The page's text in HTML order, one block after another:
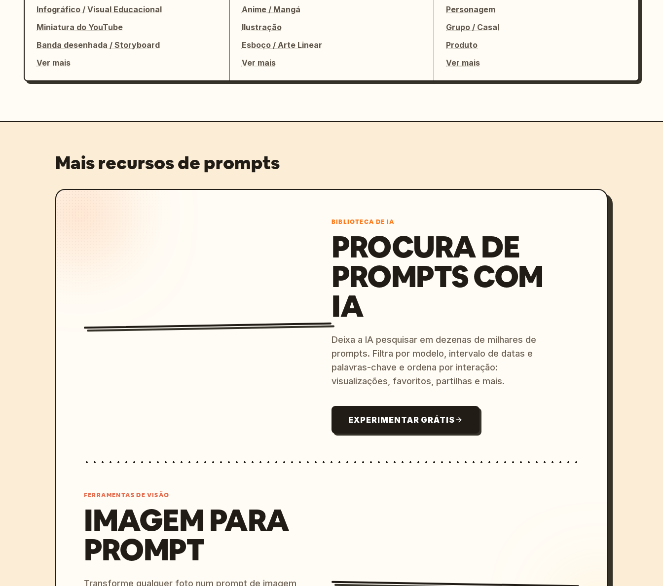
Infográfico / Visual Educacional
Miniatura do YouTube
Banda desenhada / Storyboard
Ver mais
Anime / Mangá
Ilustração
Esboço / Arte Linear
Ver mais
Personagem
Grupo / Casal
Produto
Ver mais
Mais recursos de prompts
BIBLIOTECA DE IA
PROCURA DE
PROMPTS COM
IA
Deixa a IA pesquisar em dezenas de milhares de
prompts. Filtra por modelo, intervalo de datas e
palavras-chave e ordena por interação:
visualizações, favoritos, partilhas e mais.
EXPERIMENTAR GRÁTIS
FERRAMENTAS DE VISÃO
IMAGEM PARA
PROMPT
Transforme qualquer foto num prompt de imagem